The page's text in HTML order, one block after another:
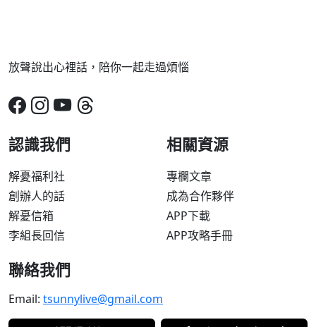
放聲說出心裡話，陪你一起走過煩惱
認識我們
解憂福利社
創辦人的話
解憂信箱
李組長回信
相關資源
專欄文章
成為合作夥伴
APP下載
APP攻略手冊
聯絡我們
Email: tsunnylive@gmail.com